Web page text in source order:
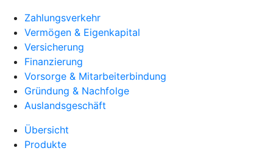
Zahlungsverkehr
Vermögen & Eigenkapital
Versicherung
Finanzierung
Vorsorge & Mitarbeiterbindung
Gründung & Nachfolge
Auslandsgeschäft
Übersicht
Produkte